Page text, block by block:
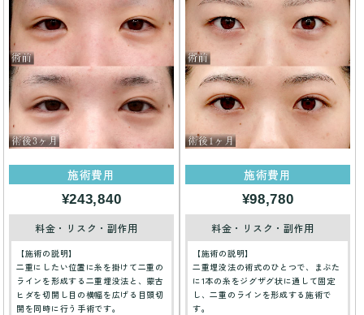
施術費用
¥243,840
料金・リスク・副作用
【施術の説明】
二重にしたい位置に糸を掛けて二重の
ラインを形成する二重埋没法と、蒙古
ヒダを切開し目の横幅を広げる目頭切
開を同時に行う手術です。
施術費用
¥98,780
料金・リスク・副作用
【施術の説明】
二重埋没法の術式のひとつで、まぶた
に1本の糸をジグザグ状に通して固定
し、二重のラインを形成する施術で
す。